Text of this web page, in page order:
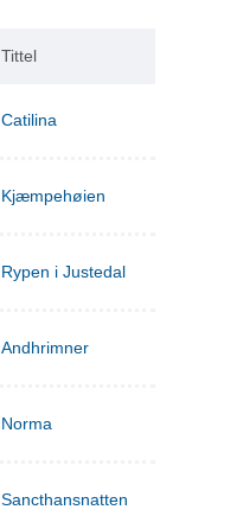
Tittel
Catilina
Kjæmpehøien
Rypen i Justedal
Andhrimner
Norma
Sancthansnatten